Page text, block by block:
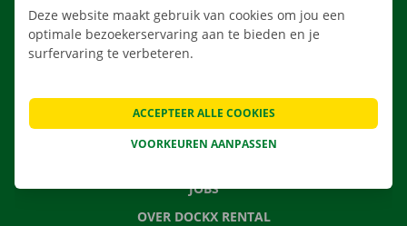
VEELGESTELDE VRAGEN
NIEUWS
JOBS
OVER DOCKX RENTAL
Deze website maakt gebruik van cookies om jou een
optimale bezoekerservaring aan te bieden en je
surfervaring te verbeteren.
VOORKEUREN AANPASSEN
ACCEPTEER ALLE COOKIES